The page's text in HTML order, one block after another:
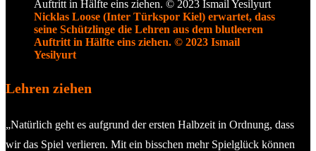
Nicklas Loose (Inter Türkspor Kiel) erwartet, dass
seine Schützlinge die Lehren aus dem blutleeren
Auftritt in Hälfte eins ziehen. © 2023 Ismail
Yesilyurt
Lehren ziehen
„Natürlich geht es aufgrund der ersten Halbzeit in Ordnung, dass
wir das Spiel verlieren. Mit ein bisschen mehr Spielglück können